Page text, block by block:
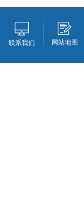
联系我们 网站地图